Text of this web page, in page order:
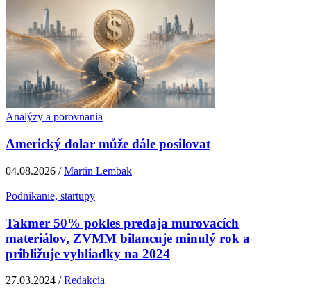
Analýzy a porovnania
Americký dolar může dále posilovat
04.08.2026 /Martin Lembak
Podnikanie, startupy
Takmer 50% pokles predaja murovacích
materiálov, ZVMM bilancuje minulý rok a
približuje vyhliadky na 2024
27.03.2024 /Redakcia